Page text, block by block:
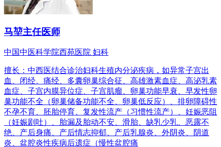
马堃主任医师
中国中医科学院西苑医院 妇科
擅长：中西医结合诊治妇科生殖内分泌疾病，如异常子宫出
血、闭经、痛经、多囊卵巢综合征、高雄激素血症、高泌乳素
血症、子宫内膜异位症、子宫肌瘤、卵巢功能早衰、早发性卵
巢功能不全（卵巢储备功能不全、卵巢低反应）、排卵障碍性
不孕不育、胚胎停育、复发性流产（习惯性流产）、妊娠恶阻
（妊娠剧吐）、胎漏及胎动不安、滑胎、缺乳少乳、恶露不
绝、产后身痛、产后情志抑郁、产后乳腺炎、外阴炎、阴道
炎、盆腔炎性疾病后遗症（慢性盆腔痛